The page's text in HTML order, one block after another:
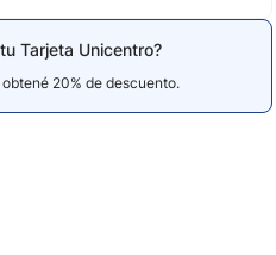
Tarjeta Unicentro?
20% de descuento.